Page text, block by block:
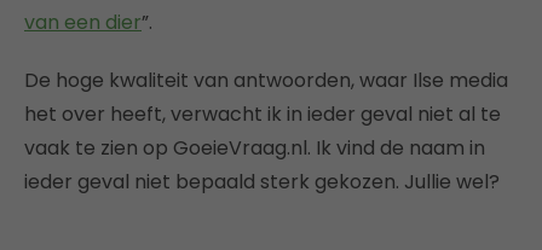
van een dier”.
De hoge kwaliteit van antwoorden, waar Ilse media
het over heeft, verwacht ik in ieder geval niet al te
vaak te zien op GoeieVraag.nl. Ik vind de naam in
ieder geval niet bepaald sterk gekozen. Jullie wel?